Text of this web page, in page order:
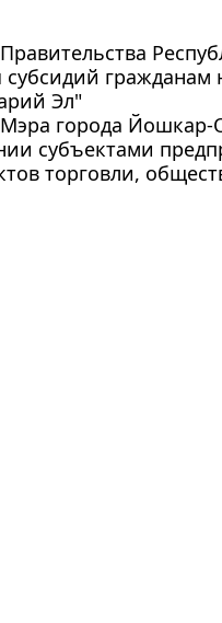
субсидий
Эл"
города Йошкар-
субъектами
торговли,